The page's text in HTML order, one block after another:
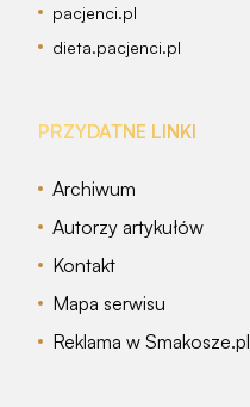
pacjenci.pl
dieta.pacjenci.pl
PRZYDATNE LINKI
Archiwum
Autorzy artykułów
Kontakt
Mapa serwisu
Reklama w Smakosze.pl